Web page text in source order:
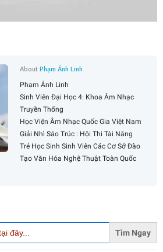
AboutPhạm Ánh Linh
Phạm Ánh Linh
Sinh Viên Đại Học 4: Khoa Âm Nhạc
Truyền Thống
Học Viện Âm Nhạc Quốc Gia Việt Nam
Giải Nhì Sáo Trúc : Hội Thi Tài Năng
Trẻ Học Sinh Sinh Viên Các Cơ Sở Đào
Tạo Văn Hóa Nghệ Thuật Toàn Quốc